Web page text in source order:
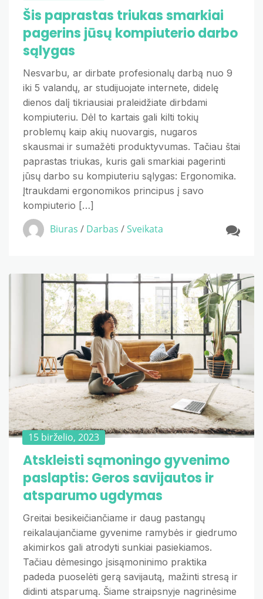
Šis paprastas triukas smarkiai
pagerins jūsų kompiuterio darbo
sąlygas
Nesvarbu, ar dirbate profesionalų darbą nuo 9
iki 5 valandų, ar studijuojate internete, didelę
dienos dalį tikriausiai praleidžiate dirbdami
kompiuteriu. Dėl to kartais gali kilti tokių
problemų kaip akių nuovargis, nugaros
skausmai ir sumažėti produktyvumas. Tačiau štai
paprastas triukas, kuris gali smarkiai pagerinti
jūsų darbo su kompiuteriu sąlygas: Ergonomika.
Įtraukdami ergonomikos principus į savo
kompiuterio […]
Biuras / Darbas /Sveikata
15 birželio, 2023
Atskleisti sąmoningo gyvenimo
paslaptis: Geros savijautos ir
atsparumo ugdymas
Greitai besikeičiančiame ir daug pastangų
reikalaujančiame gyvenime ramybės ir giedrumo
akimirkos gali atrodyti sunkiai pasiekiamos.
Tačiau dėmesingo įsisąmoninimo praktika
padeda puoselėti gerą savijautą, mažinti stresą ir
didinti atsparumą. Šiame straipsnyje nagrinėsime